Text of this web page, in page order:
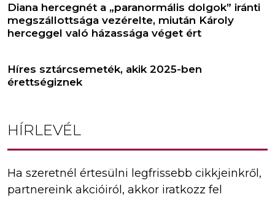
Diana hercegnét a „paranormális dolgok” iránti
megszállottsága vezérelte, miután Károly
herceggel való házassága véget ért
Híres sztárcsemeték, akik 2025-ben
érettségiznek
HÍRLEVÉL
Ha szeretnél értesülni legfrissebb cikkjeinkről,
partnereink akcióiról, akkor iratkozz fel